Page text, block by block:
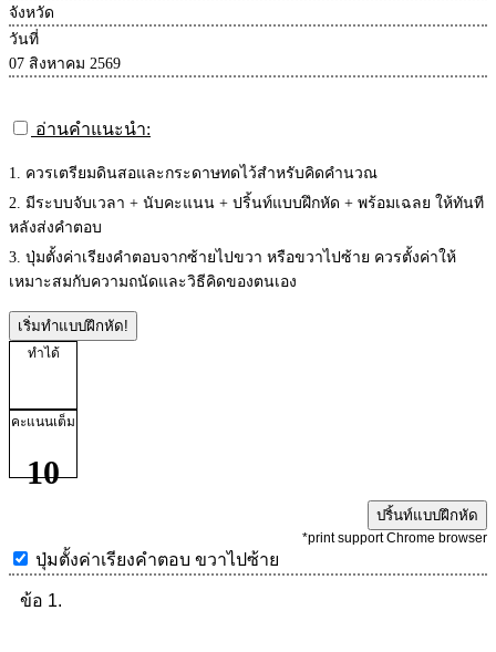
จังหวัด
วันที่
07 สิงหาคม 2569
อ่านคำแนะนำ:
1. ควรเตรียมดินสอและกระดาษทดไว้สำหรับคิดคำนวณ
2. มีระบบจับเวลา + นับคะแนน + ปริ้นท์แบบฝึกหัด + พร้อมเฉลย ให้ทันที
หลังส่งคำตอบ
3. ปุ่มตั้งค่าเรียงคำตอบจากซ้ายไปขวา หรือขวาไปซ้าย ควรตั้งค่าให้
เหมาะสมกับความถนัดและวิธีคิดของตนเอง
เริ่มทำแบบฝึกหัด!
ทำได้
คะแนนเต็ม
10
ปริ้นท์แบบฝึกหัด
*print support Chrome browser
ปุ่มตั้งค่าเรียงคำตอบ ขวาไปซ้าย
ข้อ 1.